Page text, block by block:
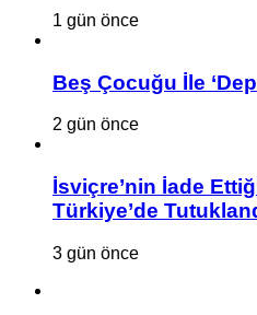
1 gün önce
Beş Çocuğu İle
2 gün önce
İsviçre’nin İade
Türkiye’de
3 gün önce